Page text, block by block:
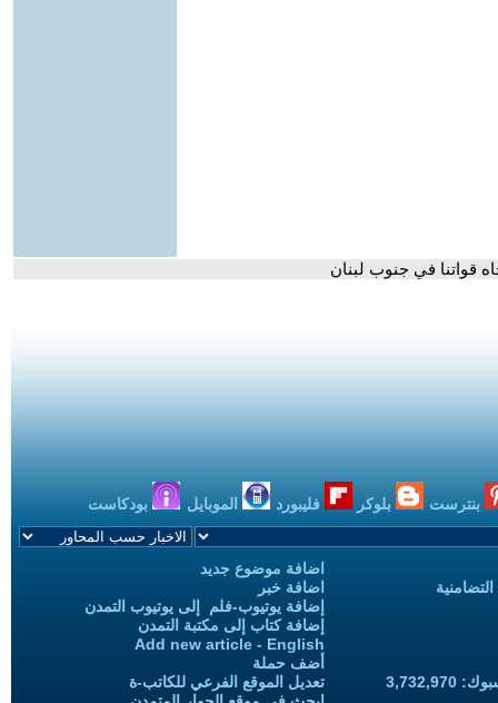
قواتنا في جنوب لبنان
بنترست بلوكر فليبورد الموبايل بودكاست
اضافة موضوع جديد
اضافة خبر
إضافة يوتيوب-فلم إلى يوتيوب التمدن
إضافة كتاب إلى مكتبة التمدن
Add new article - English
أضف حملة
تعديل الموقع الفرعي للكاتب-ة